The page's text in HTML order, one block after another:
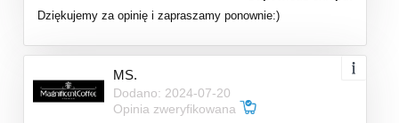
Dziękujemy za opinię i zapraszamy ponownie:)
MS.
Dodano: 2024-07-20
Opinia zweryfikowana